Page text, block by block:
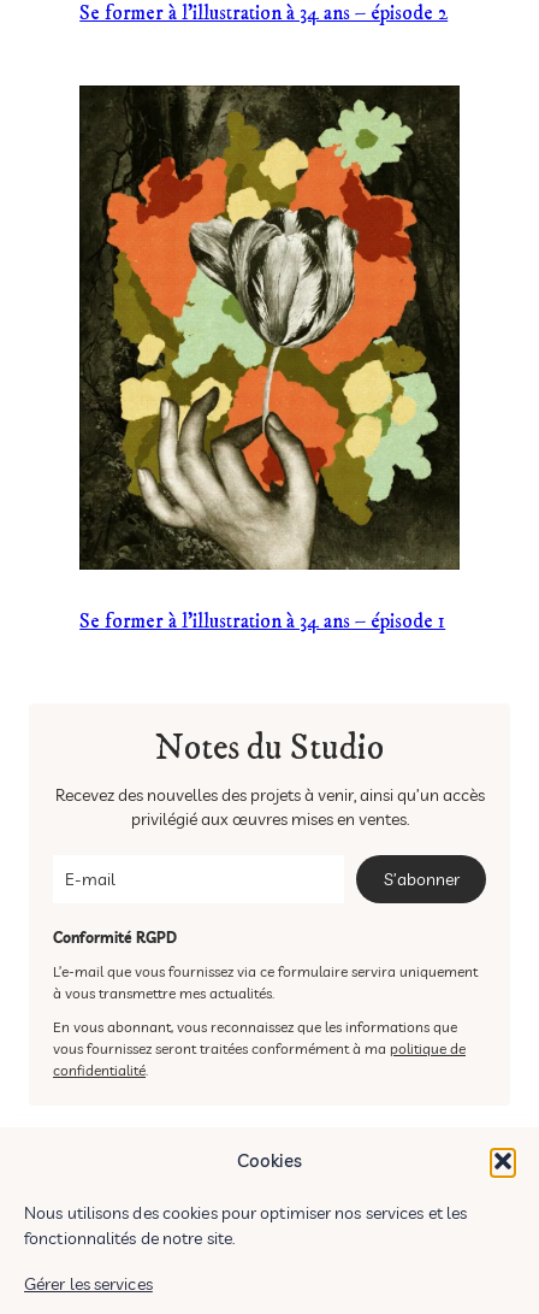
Cookies
Nous utilisons des cookies pour optimiser nos services et les
fonctionnalités de notre site.
Gérer les services
Se former à l’illustration à 34 ans – épisode 2
Se former à l’illustration à 34 ans – épisode 1
Notes du Studio
Recevez des nouvelles des projets à venir, ainsi qu’un accès
privilégié aux œuvres mises en ventes.
S’abonner
Conformité RGPD
L’e-mail que vous fournissez via ce formulaire servira uniquement
à vous transmettre mes actualités.
En vous abonnant, vous reconnaissez que les informations que
vous fournissez seront traitées conformément à ma politique de
confidentialité